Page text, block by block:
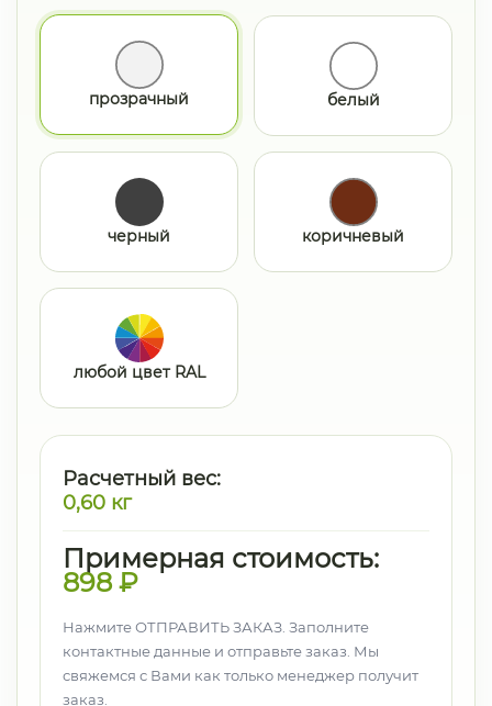
прозрачный белый
черный коричневый
любой цвет RAL
Расчетный вес:
0,60 кг
Примерная стоимость:
898₽
Нажмите ОТПРАВИТЬ ЗАКАЗ. Заполните
контактные данные и отправьте заказ. Мы
свяжемся с Вами как только менеджер получит
заказ.